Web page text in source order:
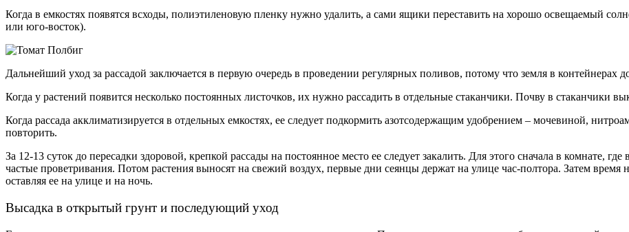
Когда в емкостях появятся всходы, полиэтиленовую пленку нужно удалить, а сами ящики переставить на хорошо освещаемый
или юго-восток).
Дальнейший уход за рассадой заключается в первую очередь в проведении регулярных поливов, потому что земля в контейнерах
Когда у растений появится несколько постоянных листочков, их нужно рассадить в отдельные стаканчики. Почву в стаканчики
Когда рассада акклиматизируется в отдельных емкостях, ее следует подкормить азотсодержащим удобрением – мочевиной,
повторить.
За 12-13 суток до пересадки здоровой, крепкой рассады на постоянное место ее следует закалить. Для этого сначала в комнате,
частые проветривания. Потом растения выносят на свежий воздух, первые дни сеянцы держат на улице час-полтора. Затем время
оставляя ее на улице и на ночь.
Высадка в открытый грунт и последующий уход